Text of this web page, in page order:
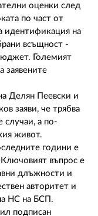
оценки след
по част от
идентификация на
всъщност -
Големият
заявените
Делян Пеевски и
заяви, че трябва
случаи, а по-
живот.
години е
Ключовият въпрос е
длъжности и
авторитет и
НС на БСП.
подписан